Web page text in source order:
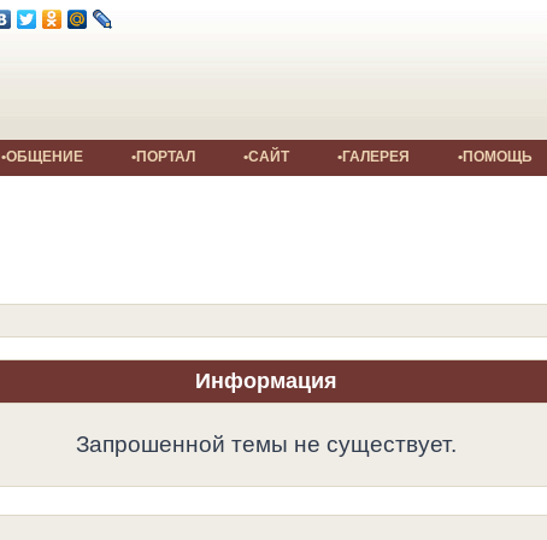
•ОБЩЕНИЕ •ПОРТАЛ •САЙТ •ГАЛЕРЕЯ •ПОМОЩЬ
Информация
Запрошенной темы не существует.